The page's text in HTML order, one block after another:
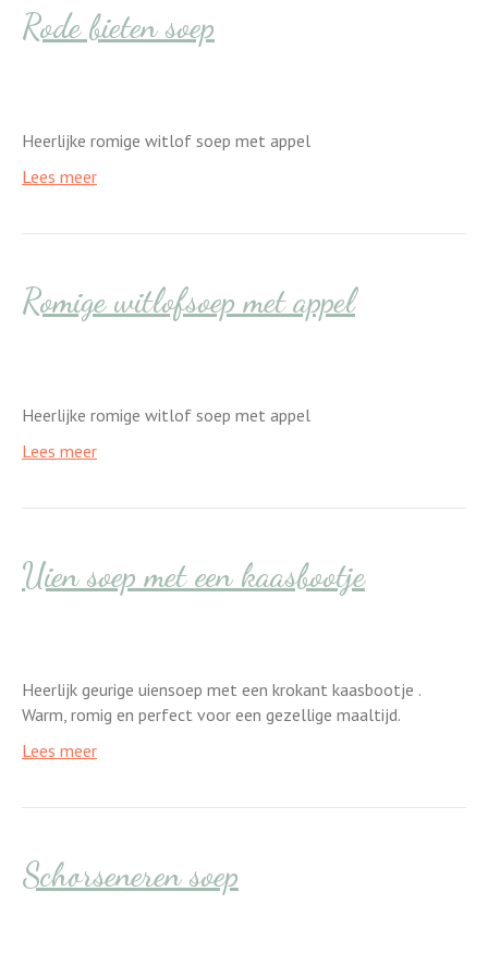
Rode bieten soep
Heerlijke romige witlof soep met appel
Lees meer
Romige witlofsoep met appel
Heerlijke romige witlof soep met appel
Lees meer
Uien soep met een kaasbootje
Heerlijk geurige uiensoep met een krokant kaasbootje .
Warm, romig en perfect voor een gezellige maaltijd.
Lees meer
Schorseneren soep